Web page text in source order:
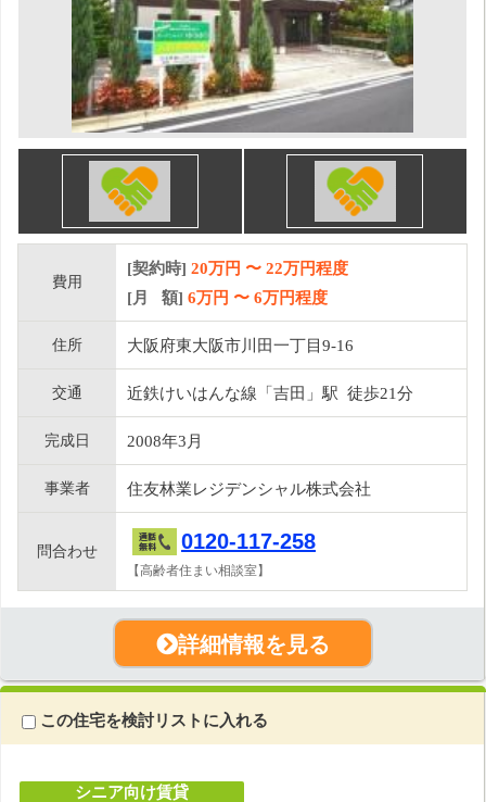
費用
[契約時] 20万円 〜 22万円程度
[月 額] 6万円 〜 6万円程度
住所 大阪府東大阪市川田一丁目9-16
交通 近鉄けいはんな線「吉田」駅 徒歩21分
完成日 2008年3月
事業者 住友林業レジデンシャル株式会社
問合わせ 0120-117-258
【高齢者住まい相談室】
詳細情報を見る
この住宅を検討リストに入れる
シニア向け賃貸